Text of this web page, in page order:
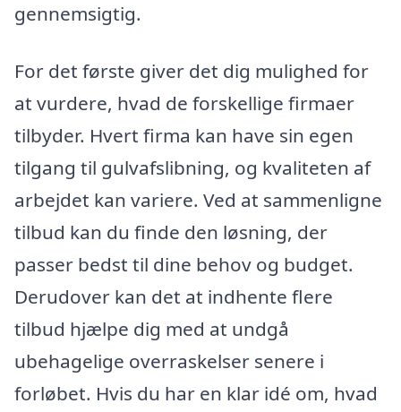
gennemsigtig.
For det første giver det dig mulighed for
at vurdere, hvad de forskellige firmaer
tilbyder. Hvert firma kan have sin egen
tilgang til gulvafslibning, og kvaliteten af
arbejdet kan variere. Ved at sammenligne
tilbud kan du finde den løsning, der
passer bedst til dine behov og budget.
Derudover kan det at indhente flere
tilbud hjælpe dig med at undgå
ubehagelige overraskelser senere i
forløbet. Hvis du har en klar idé om, hvad